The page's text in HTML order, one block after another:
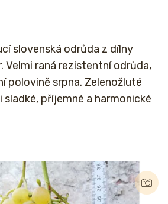
slovenská odrůda z dílny
Velmi raná rezistentní odrůda,
polovině srpna. Zelenožluté
sladké, příjemné a harmonické